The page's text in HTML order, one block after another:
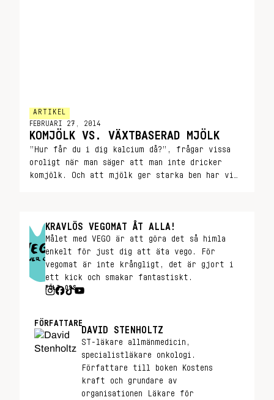
ARTIKEL
FEBRUARI 27, 2014
KOMJÖLK VS. VÄXTBASERAD MJÖLK
”Hur får du i dig kalcium då?”, frågar vissa
oroligt när man säger att man inte dricker
komjölk. Och att mjölk ger starka ben har vi
forskning och myter kring den heliga drycken.
KRAVLÖS VEGOMAT ÅT ALLA!
Målet med VEGO är att göra det så himla
enkelt för just dig att äta vego. För
vegomat är inte krångligt, det är gjort i
ett kick och smakar fantastiskt.
FÖLJ OSS
FÖRFATTARE
DAVID STENHOLTZ
ST-läkare allmänmedicin,
specialistläkare onkologi.
Författare till boken Kostens
kraft och grundare av
organisationen Läkare för